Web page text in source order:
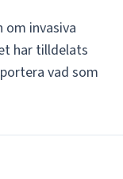
om invasiva
har tilldelats
vad som